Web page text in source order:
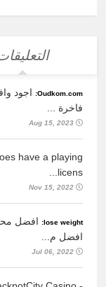
Oudkom.com:
اجود
فاخرة ...
Aug 15, 2023
have a playing
licens...
Nov 15, 2022
lose weight:
افضل
افضل م...
Jul 06, 2022